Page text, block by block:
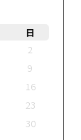
日
2
9
16
23
30